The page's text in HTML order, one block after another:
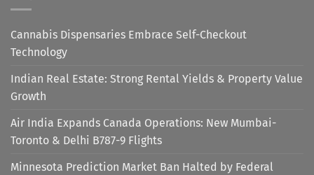
Cannabis Dispensaries Embrace Self-Checkout
Technology
Indian Real Estate: Strong Rental Yields & Property Value
Growth
Air India Expands Canada Operations: New Mumbai-
Toronto & Delhi B787-9 Flights
Minnesota Prediction Market Ban Halted by Federal